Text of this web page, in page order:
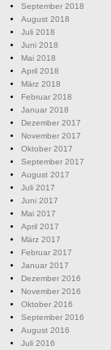
September 2018
August 2018
Juli 2018
Juni 2018
Mai 2018
April 2018
März 2018
Februar 2018
Januar 2018
Dezember 2017
November 2017
Oktober 2017
September 2017
August 2017
Juli 2017
Juni 2017
Mai 2017
April 2017
März 2017
Februar 2017
Januar 2017
Dezember 2016
November 2016
Oktober 2016
September 2016
August 2016
Juli 2016